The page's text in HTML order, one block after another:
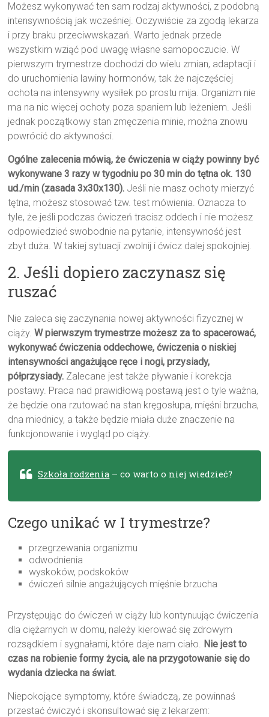
Możesz wykonywać ten sam rodzaj aktywności, z podobną
intensywnością jak wcześniej. Oczywiście za zgodą lekarza
i przy braku przeciwwskazań. Warto jednak przede
wszystkim wziąć pod uwagę własne samopoczucie. W
pierwszym trymestrze dochodzi do wielu zmian, adaptacji i
do uruchomienia lawiny hormonów, tak że najczęściej
ochota na intensywny wysiłek po prostu mija. Organizm nie
ma na nic więcej ochoty poza spaniem lub leżeniem. Jeśli
jednak początkowy stan zmęczenia minie, można znowu
powrócić do aktywności.
Ogólne zalecenia mówią, że ćwiczenia w ciąży powinny być
wykonywane 3 razy w tygodniu po 30 min do tętna ok. 130
ud./min (zasada 3x30x130). Jeśli nie masz ochoty mierzyć
tętna, możesz stosować tzw. test mówienia. Oznacza to
tyle, że jeśli podczas ćwiczeń tracisz oddech i nie możesz
odpowiedzieć swobodnie na pytanie, intensywność jest
zbyt duża. W takiej sytuacji zwolnij i ćwicz dalej spokojniej.
2. Jeśli dopiero zaczynasz się
ruszać
Nie zaleca się zaczynania nowej aktywności fizycznej w
ciąży.W pierwszym trymestrze możesz za to spacerować,
wykonywać ćwiczenia oddechowe, ćwiczenia o niskiej
intensywności angażujące ręce i nogi, przysiady,
półprzysiady. Zalecane jest także pływanie i korekcja
postawy. Praca nad prawidłową postawą jest o tyle ważna,
że będzie ona rzutować na stan kręgosłupa, mięśni brzucha,
dna miednicy, a także będzie miała duże znaczenie na
funkcjonowanie i wygląd po ciąży.
Szkoła rodzenia – co warto o niej wiedzieć?
Czego unikać w I trymestrze?
przegrzewania organizmu
odwodnienia
wyskoków, podskoków
ćwiczeń silnie angażujących mięśnie brzucha
Przystępując do ćwiczeń w ciąży lub kontynuując ćwiczenia
dla ciężarnych w domu, należy kierować się zdrowym
rozsądkiem i sygnałami, które daje nam ciało. Nie jest to
czas na robienie formy życia, ale na przygotowanie się do
wydania dziecka na świat.
Niepokojące symptomy, które świadczą, ze powinnaś
przestać ćwiczyć i skonsultować się z lekarzem: